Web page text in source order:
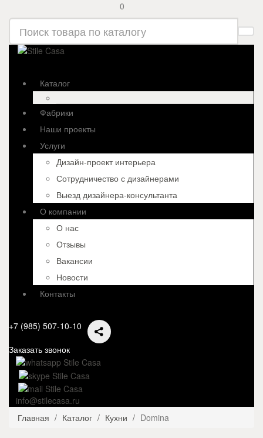
0
Каталог
Фабрики
Наши проекты
Услуги
Дизайн-проект интерьера
Сотрудничество с дизайнерами
Выезд дизайнера-консультанта
О компании
О нас
Отзывы
Вакансии
Новости
Контакты
+7 (985) 507-10-10
Заказать звонок
info@stilecasa.ru
Главная
Каталог Кухни Domina